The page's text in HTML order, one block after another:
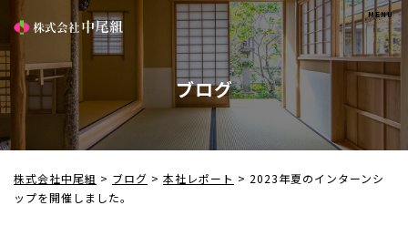
ブログ
株式会社中尾組 > ブログ > 本社レポート > 2023年夏のインターンシ
ップを開催しました。